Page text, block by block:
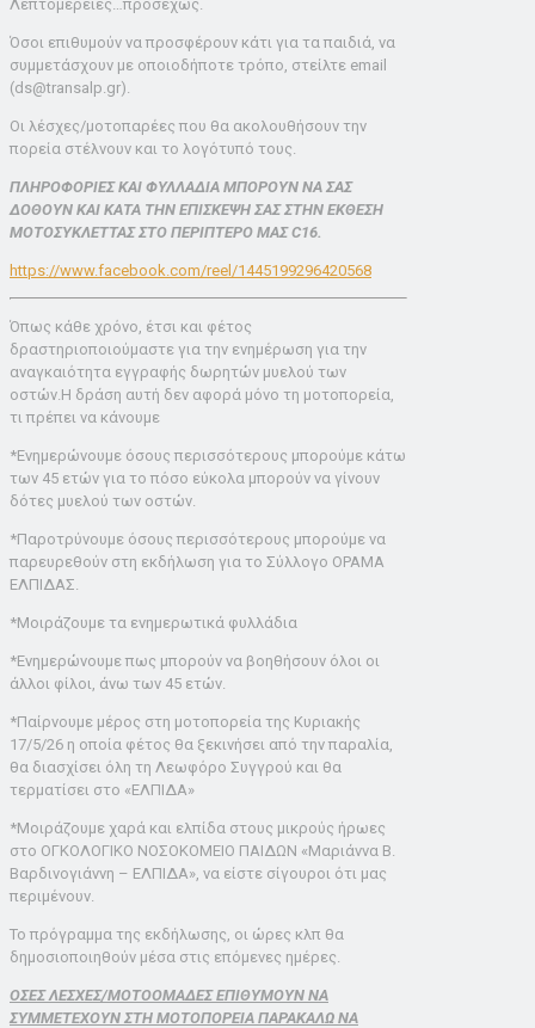
Λεπτομέρειες…προσεχώς.
Όσοι επιθυμούν να προσφέρουν κάτι για τα παιδιά, να
συμμετάσχουν με οποιοδήποτε τρόπο, στείλτε email
(ds@transalp.gr).
Oι λέσχες/μοτοπαρέες που θα ακολουθήσουν την
πορεία στέλνουν και το λογότυπό τους.
ΠΛΗΡΟΦΟΡΙΕΣ ΚΑΙ ΦΥΛΛΑΔΙΑ ΜΠΟΡΟΥΝ ΝΑ ΣΑΣ
ΔΟΘΟΥΝ ΚΑΙ ΚΑΤΑ ΤΗΝ ΕΠΙΣΚΕΨΗ ΣΑΣ ΣΤΗΝ ΕΚΘΕΣΗ
ΜΟΤΟΣΥΚΛΕΤΤΑΣ ΣΤΟ ΠΕΡΙΠΤΕΡΟ MAΣ C16.
https://www.facebook.com/reel/1445199296420568
Όπως κάθε χρόνο, έτσι και φέτος
δραστηριοποιούμαστε για την ενημέρωση για την
αναγκαιότητα εγγραφής δωρητών μυελού των
οστών.Η δράση αυτή δεν αφορά μόνο τη μοτοπορεία,
τι πρέπει να κάνουμε
*Ενημερώνουμε όσους περισσότερους μπορούμε κάτω
των 45 ετών για το πόσο εύκολα μπορούν να γίνουν
δότες μυελού των οστών.
*Παροτρύνουμε όσους περισσότερους μπορούμε να
παρευρεθούν στη εκδήλωση για το Σύλλογο ΟΡΑΜΑ
ΕΛΠΙΔΑΣ.
*Μοιράζουμε τα ενημερωτικά φυλλάδια
*Ενημερώνουμε πως μπορούν να βοηθήσουν όλοι οι
άλλοι φίλοι, άνω των 45 ετών.
*Παίρνουμε μέρος στη μοτοπορεία της Κυριακής
17/5/26 η οποία φέτος θα ξεκινήσει από την παραλία,
θα διασχίσει όλη τη Λεωφόρο Συγγρού και θα
τερματίσει στο «ΕΛΠΙΔΑ»
*Μοιράζουμε χαρά και ελπίδα στους μικρούς ήρωες
στο ΟΓΚΟΛΟΓΙΚΟ ΝΟΣΟΚΟΜΕΙΟ ΠΑΙΔΩΝ «Μαριάννα Β.
Βαρδινογιάννη – ΕΛΠΙΔΑ», να είστε σίγουροι ότι μας
περιμένουν.
Το πρόγραμμα της εκδήλωσης, οι ώρες κλπ θα
δημοσιοποιηθούν μέσα στις επόμενες ημέρες.
ΟΣΕΣ ΛΕΣΧΕΣ/ΜΟΤΟΟΜΑΔΕΣ ΕΠΙΘΥΜΟΥΝ ΝΑ
ΣΥΜΜΕΤΕΧΟΥΝ ΣΤΗ ΜΟΤΟΠΟΡΕΙΑ ΠΑΡΑΚΑΛΩ ΝΑ